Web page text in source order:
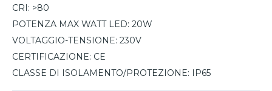
CRI: >80
POTENZA MAX WATT LED: 20W
VOLTAGGIO-TENSIONE: 230V
CERTIFICAZIONE: CE
CLASSE DI ISOLAMENTO/PROTEZIONE:
IP65